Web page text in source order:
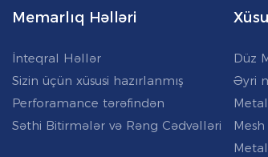
Memarlıq Həlləri
İnteqral Həllər
Sizin üçün xüsusi hazırlanmış
Perforamance tərəfindən
Səthi Bitirmələr və Rəng Cədvəlləri
Düz
Əyri